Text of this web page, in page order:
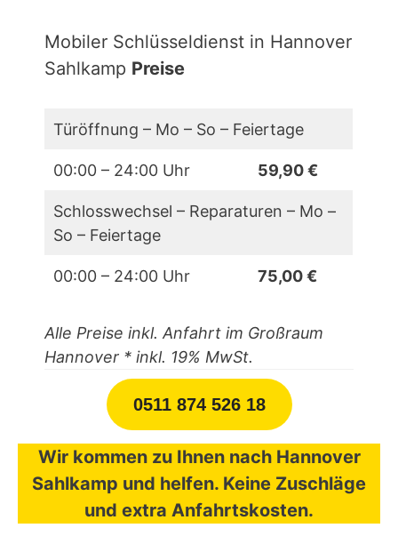
Mobiler Schlüsseldienst in Hannover
Sahlkamp Preise
Türöffnung – Mo – So – Feiertage
00:00 – 24:00 Uhr 59,90 €
Schlosswechsel – Reparaturen – Mo –
So – Feiertage
00:00 – 24:00 Uhr 75,00 €
Alle Preise inkl. Anfahrt im Großraum
Hannover * inkl. 19% MwSt.
0511 874 526 18
Wir kommen zu Ihnen nach Hannover
Sahlkamp und helfen. Keine Zuschläge
und extra Anfahrtskosten.